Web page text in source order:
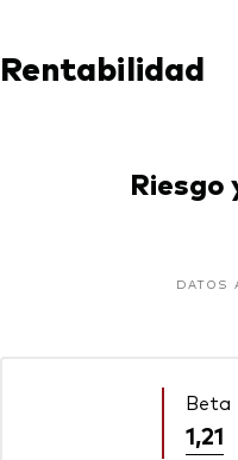
Rentabilidad
Beta
1,21